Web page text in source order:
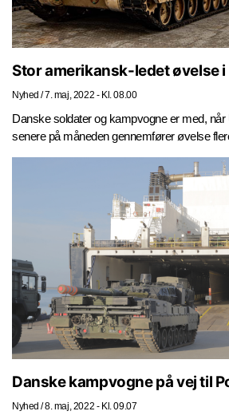
Stor amerikansk-ledet øvelse i
Nyhed / 7. maj, 2022 - Kl. 08.00
Danske soldater og kampvogne er med,
senere på måneden gennemfører øvelse
Danske kampvogne på vej til
Nyhed / 8. maj, 2022 - Kl. 09.07